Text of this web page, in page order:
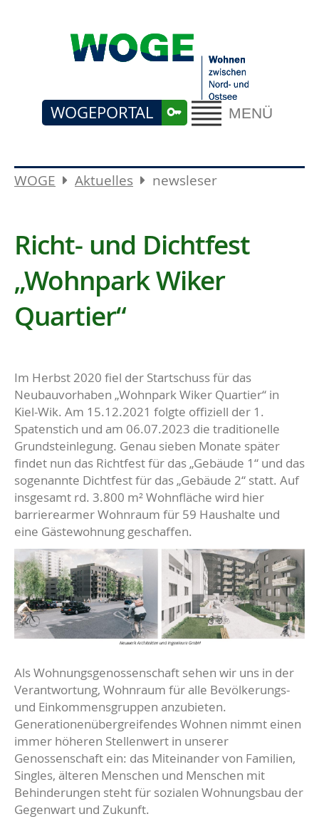
MENÜ
WOGEPORTAL
WOGE Aktuelles newsleser
Richt- und Dichtfest
„Wohnpark Wiker
Quartier“
Im Herbst 2020 fiel der Startschuss für das
Neubauvorhaben „Wohnpark Wiker Quartier“ in
Kiel-Wik. Am 15.12.2021 folgte offiziell der 1.
Spatenstich und am 06.07.2023 die traditionelle
Grundsteinlegung. Genau sieben Monate später
findet nun das Richtfest für das „Gebäude 1“ und das
sogenannte Dichtfest für das „Gebäude 2“ statt. Auf
insgesamt rd. 3.800 m² Wohnfläche wird hier
barrierearmer Wohnraum für 59 Haushalte und
eine Gästewohnung geschaffen.
Als Wohnungsgenossenschaft sehen wir uns in der
Verantwortung, Wohnraum für alle Bevölkerungs-
und Einkommensgruppen anzubieten.
Generationenübergreifendes Wohnen nimmt einen
immer höheren Stellenwert in unserer
Genossenschaft ein: das Miteinander von Familien,
Singles, älteren Menschen und Menschen mit
Behinderungen steht für sozialen Wohnungsbau der
Gegenwart und Zukunft.